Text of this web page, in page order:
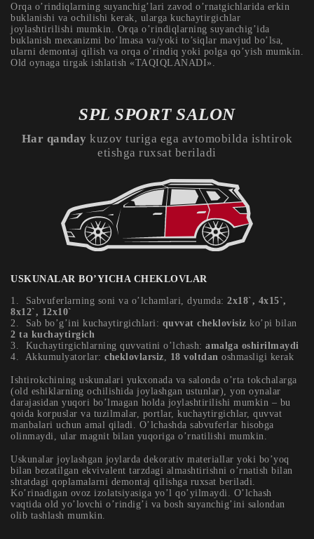
Orqa o’rindiqlarning suyanchig’lari zavod o’rnatgichlarida erkin
buklanishi va ochilishi kerak, ularga kuchaytirgichlar
joylashtirilishi mumkin. Orqa o’rindiqlarning suyanchig’ida
buklanish mexanizmi bo’lmasa va/yoki to’siqlar mavjud bo’lsa,
ularni demontaj qilish va orqa o’rindiq yoki polga qo’yish mumkin.
Old oynaga tirgak ishlatish «TAQIQLANADI».
SPL SPORT SALON
Har qanday kuzov turiga ega avtomobilda ishtirok
etishga ruxsat beriladi
USKUNALAR BO’YICHA CHEKLOVLAR
Sabvuferlarning soni va o’lchamlari, dyumda: 2х18`, 4х15`,
8х12`, 12х10`
Sab bo’g’ini kuchaytirgichlari: quvvat cheklovisiz ko’pi bilan
2 ta kuchaytirgich
Kuchaytirgichlarning quvvatini o’lchash: amalga oshirilmaydi
Akkumulyatorlar: cheklovlarsiz 18 voltdan oshmasligi kerak
Ishtirokchining uskunalari yukxonada va salonda o’rta tokchalarga
(old eshiklarning ochilishida joylashgan ustunlar), yon oynalar
darajasidan yuqori bo’lmagan holda joylashtirilishi mumkin – bu
qoida korpuslar va tuzilmalar, portlar, kuchaytirgichlar, quvvat
manbalari uchun amal qiladi. O’lchashda sabvuferlar hisobga
olinmaydi, ular magnit bilan yuqoriga o’rnatilishi mumkin.
Uskunalar joylashgan joylarda dekorativ materiallar yoki bo’yoq
bilan bezatilgan ekvivalent tarzdagi almashtirishni o’rnatish bilan
shtatdagi qoplamalarni demontaj qilishga ruxsat beriladi.
Ko’rinadigan ovoz izolatsiyasiga yo’l qo’yilmaydi. O’lchash
vaqtida old yo’lovchi o’rindig’i va bosh suyanchig’ini salondan
olib tashlash mumkin.